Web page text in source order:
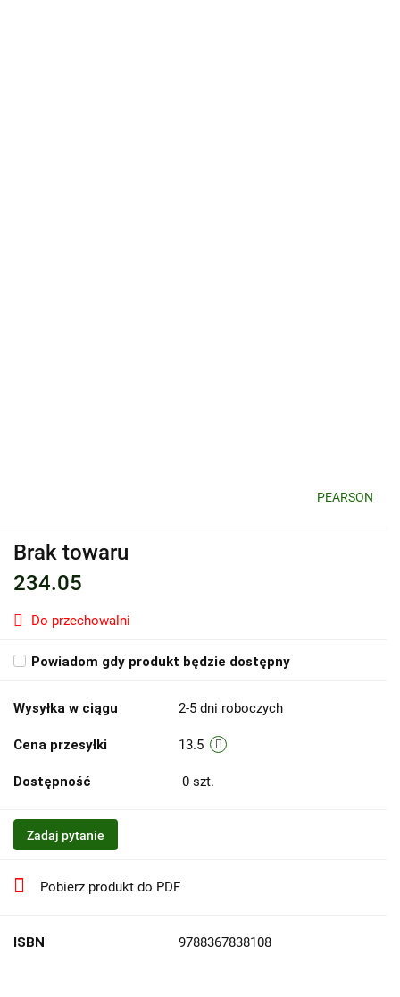
PEARSON
Brak towaru
234.05
Do przechowalni
Powiadom gdy produkt będzie dostępny
Wysyłka w ciągu 2-5 dni roboczych
Cena przesyłki 13.5
Dostępność 0 szt.
Zadaj pytanie
Pobierz produkt do PDF
ISBN 9788367838108